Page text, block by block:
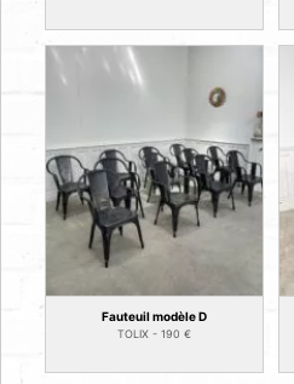
Fauteuil modèle D
TOLIX - 190 €